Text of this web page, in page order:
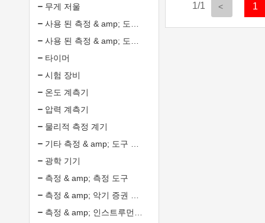
무게 저울
타이머
시험 장비
온도 계측기
압력 계측기
물리적 측정 계기
광학 기기
측정 & amp; 측정 도구
1/1 1